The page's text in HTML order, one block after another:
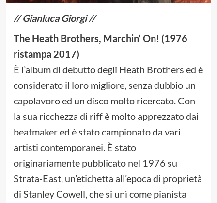
// Gianluca Giorgi //
The Heath Brothers, Marchin’ On! (1976
ristampa 2017)
È l’album di debutto degli Heath Brothers ed è
considerato il loro migliore, senza dubbio un
capolavoro ed un disco molto ricercato. Con
la sua ricchezza di riff è molto apprezzato dai
beatmaker ed è stato campionato da vari
artisti contemporanei. È stato
originariamente pubblicato nel 1976 su
Strata-East, un’etichetta all’epoca di proprietà
di Stanley Cowell, che si unì come pianista